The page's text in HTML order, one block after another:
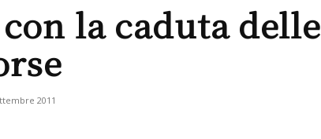
la caduta delle
2011